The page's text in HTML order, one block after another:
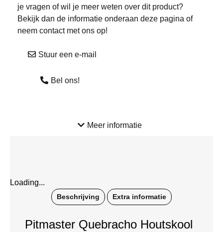
je vragen of wil je meer weten over dit product?
Bekijk dan de informatie onderaan deze pagina of
neem contact met ons op!
Stuur een e-mail
Bel ons!
Meer informatie
Loading...
Beschrijving Extra informatie
Pitmaster Quebracho Houtskool